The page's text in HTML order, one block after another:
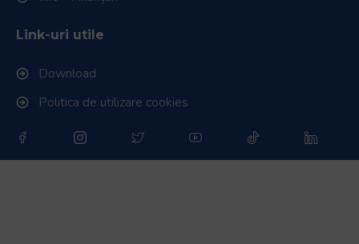
Link-uri utile
Download
Politica de utilizare cookies